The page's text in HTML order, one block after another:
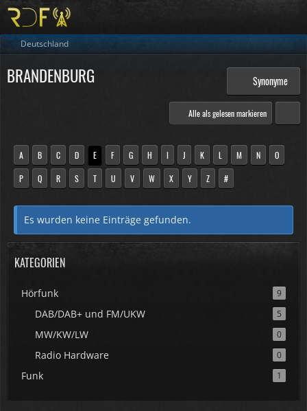
Deutschland
BRANDENBURG Synonyme
Alle als gelesen markieren
A B C D E F G H I J K L M N
O
P
Q R S T U V W X Y Z #
Es wurden keine Einträge gefunden.
KATEGORIEN
Hörfunk 9
DAB/DAB+ und FM/UKW 5
MW/KW/LW 0
Radio Hardware 0
Funk 1